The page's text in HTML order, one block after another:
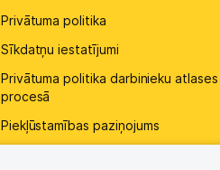
Privātuma politika
Sīkdatņu iestatījumi
Privātuma politika darbinieku atlases
procesā
Piekļūstamības paziņojums